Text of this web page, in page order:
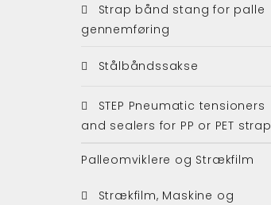
Strap bånd stang for palle
gennemføring
Stålbåndssakse
STEP Pneumatic tensioners
and sealers for PP or PET strap
Palleomviklere og Strækfilm
Strækfilm, Maskine og